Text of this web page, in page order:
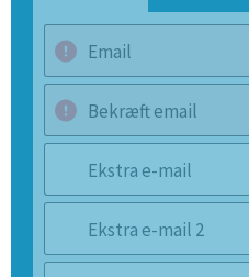
Email
Bekræft email
Ekstra e-mail
Ekstra e-mail 2